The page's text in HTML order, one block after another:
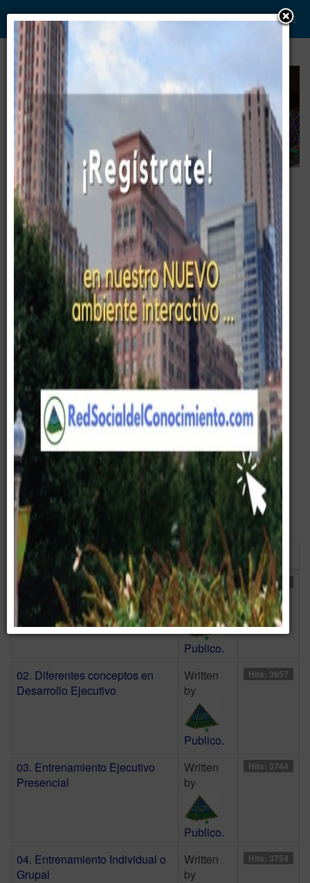
WWW. PABLO G PAEZ .COM
www . piramide digital . com
Entrenamiento Ejecutivo.
Guía para conseguir Entrenamiento Ejecutivo Efectivo.
Lee cuidadosamente cada uno de los artículos presentados.
Title
Filter
Display
Title Author
Hits
01. Nivel de Desarrollo
Ejecutivo
Written
by
Publico.
Hits: 3699
02. Diferentes conceptos en
Desarrollo Ejecutivo
Written
by
Publico.
Hits: 3657
03. Entrenamiento Ejecutivo
Presencial
Written
by
Publico.
Hits: 3744
04. Entrenamiento Individual o
Grupal
Written
by
Hits: 3754